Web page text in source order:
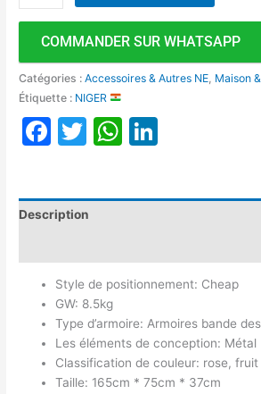
COMMANDER SUR WHATSAPP
Catégories :Accessoires & Autres NE Maison
Étiquette : NIGER
Facebook
TwitterWhatsApp
Description
Style de positionnement: Cheap
GW: 8.5kg
Type d’armoire: Armoires bande
Les éléments de conception: Métal
Classification de couleur: rose,
Taille: 165cm * 75cm * 37cm